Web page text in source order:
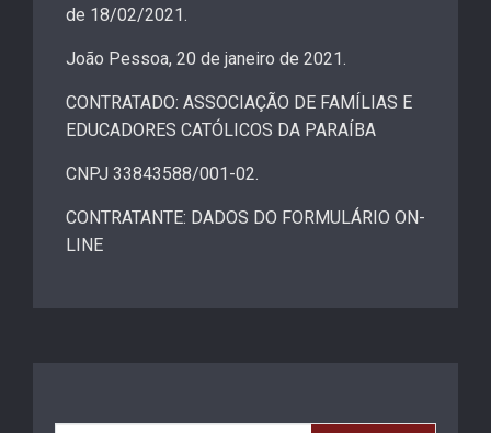
de 18/02/2021.
João Pessoa, 20 de janeiro de 2021.
CONTRATADO: ASSOCIAÇÃO DE FAMÍLIAS E
EDUCADORES CATÓLICOS DA PARAÍBA
CNPJ 33843588/001-02.
CONTRATANTE: DADOS DO FORMULÁRIO ON-
LINE